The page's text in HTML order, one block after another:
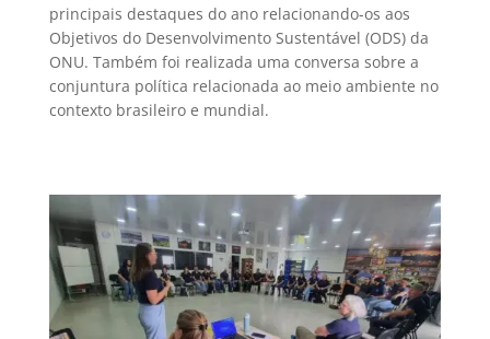
principais destaques do ano relacionando-os aos
Objetivos do Desenvolvimento Sustentável (ODS) da
ONU. Também foi realizada uma conversa sobre a
conjuntura política relacionada ao meio ambiente no
contexto brasileiro e mundial.